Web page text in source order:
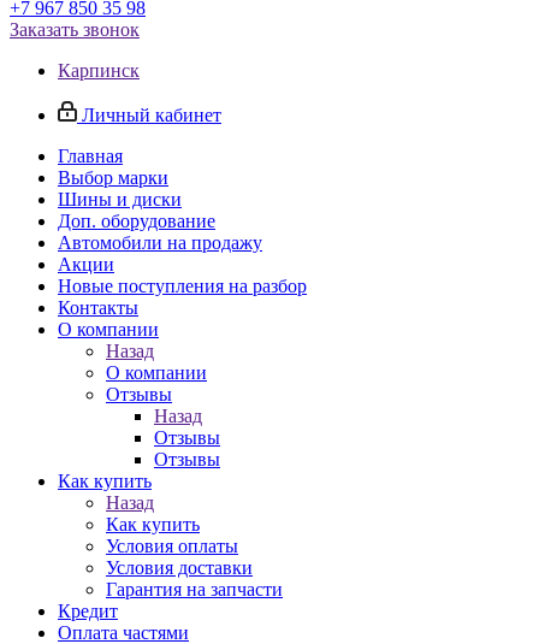
+7 967 850 35 98
Заказать звонок
Карпинск
Личный кабинет
Главная
Выбор марки
Шины и диски
Доп. оборудование
Автомобили на продажу
Акции
Новые поступления на разбор
Контакты
О компании
Назад
О компании
Отзывы
Назад
Отзывы
Отзывы
Как купить
Назад
Как купить
Условия оплаты
Условия доставки
Гарантия на запчасти
Кредит
Оплата частями